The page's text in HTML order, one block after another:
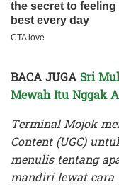
BACA JUGA Sri
Mewah Itu Nggak
Terminal Mojok
Content (UGC)
menulis tentang
mandiri lewat cara